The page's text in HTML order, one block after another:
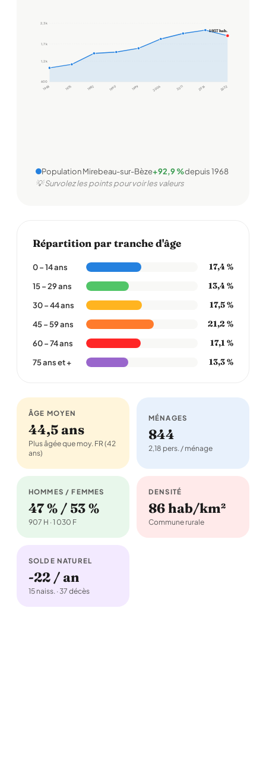
600
1,2 k
1,7 k
2,3 k
1968 1975 1982 1990 1999 2006 2011 2016 2022
1 937 hab.
Population Mirebeau-sur-Bèze+92,9 %depuis 1968
💡 Survolez les points pour voir les valeurs
Répartition par tranche d'âge
0 – 14 ans 17,4 %
15 – 29 ans 13,4 %
30 – 44 ans 17,5 %
45 – 59 ans 21,2 %
60 – 74 ans 17,1 %
75 ans et + 13,3 %
ÂGE MOYEN
44,5 ans
Plus âgée que moy. FR (42
ans)
MÉNAGES
844
2,18 pers. / ménage
HOMMES / FEMMES
47 % / 53 %
907 H · 1 030 F
DENSITÉ
86 hab/km²
Commune rurale
SOLDE NATUREL
-22 / an
15 naiss. · 37 décès